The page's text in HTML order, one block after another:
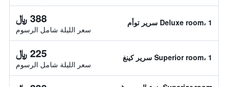
Deluxe room، 1 سرير توأم 388 ﷼
سعر الليلة شامل الرسوم
Superior room، 1 سرير كينغ 225 ﷼
سعر الليلة شامل الرسوم